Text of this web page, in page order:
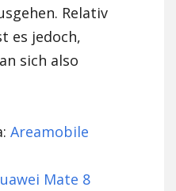
Relativ
es jedoch,
sich also
Areamobile
Mate 8